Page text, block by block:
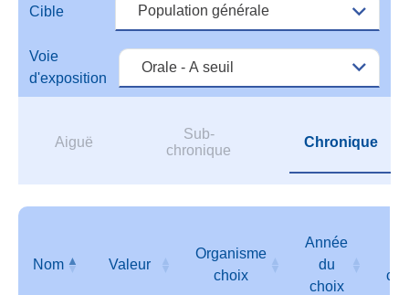
Cible
Voie
d'exposition
Aiguë
Sub-
chronique
Chronique
Nom Valeur
Organisme
choix
Année
du
choix